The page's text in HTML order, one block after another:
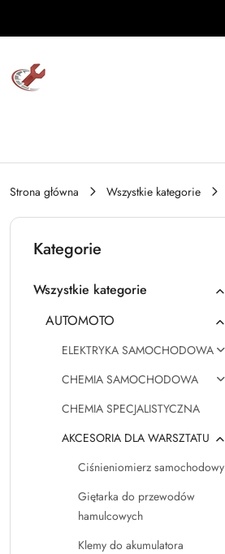
Strona główna Wszystkie kategorie
Kategorie
Wszystkie kategorie
AUTOMOTO
ELEKTRYKA SAMOCHODOWA
CHEMIA SAMOCHODOWA
CHEMIA SPECJALISTYCZNA
AKCESORIA DLA WARSZTATU
Ciśnieniomierz samochodowy
Giętarka do przewodów
hamulcowych
Klemy do akumulatora